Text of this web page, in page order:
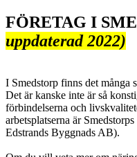
FÖRETAG I
uppdaterad 2022)
I Smedstorp finns det många
Det är kanske inte är så
förbindelserna och
arbetsplatserna är
Edstrands Byggnads AB).